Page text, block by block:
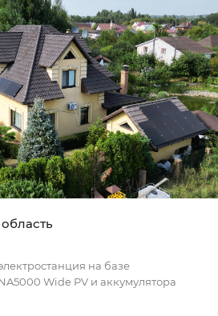
на базе
Wide PV и аккумулятора